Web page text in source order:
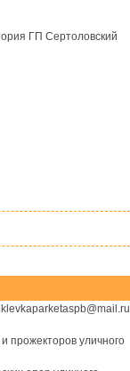
ГП Сертоловский
прожекторов уличного